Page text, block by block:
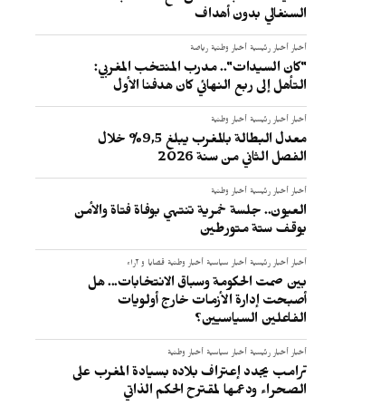
السنغالي بدون أهداف
أخبار أخبار رئيسية أخبار وطنية رياضة
"كان السيدات".. مدرب المنتخب المغربي:
التأهل إلى ربع النهائي كان هدفنا الأول
أخبار أخبار رئيسية أخبار وطنية
معدل البطالة بالمغرب يبلغ 9,5% خلال
الفصل الثاني من سنة 2026
أخبار أخبار رئيسية أخبار وطنية
العيون.. جلسة خمرية تنتهي بوفاة فتاة والأمن
يوقف ستة متورطين
أخبار أخبار رئيسية أخبار سياسية أخبار وطنية قضايا و آراء
بين صمت الحكومة وسباق الانتخابات... هل
أصبحت إدارة الأزمات خارج أولويات
الفاعلين السياسيين؟
أخبار أخبار رئيسية أخبار سياسية أخبار وطنية
ترامب يجدد إعتراف بلاده بسيادة المغرب على
الصحراء ودعمها لمقترح الحكم الذاتي